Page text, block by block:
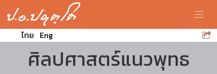
ไทย Eng
ศิลปศาสตร์แนวพุทธ